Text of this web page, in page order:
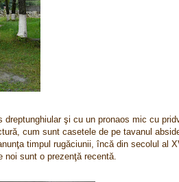
dreptunghiular şi cu un pronaos mic cu
cum sunt casetele de pe tavanul
timpul rugăciunii, încă din secolul al
noi sunt o prezenţă recentă.